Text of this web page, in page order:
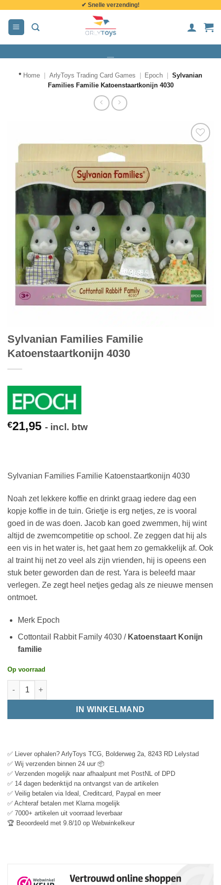
inhoud
✔ Snelle verzending!
* Home ArlyToys Trading Card Games Epoch
Sylvanian
Families Familie Katoenstaartkonijn 4030
Sylvanian Families Familie
Katoenstaartkonijn 4030
€21,95 - incl. btw
Sylvanian Families Familie Katoenstaartkonijn 4030
Noah zet lekkere koffie en drinkt graag iedere dag een
kopje koffie in de tuin. Grietje is erg netjes, ze is vooral
goed in de was doen. Jacob kan goed zwemmen, hij wint
altijd de zwemcompetitie op school. Ze zeggen dat hij als
een vis in het water is, het gaat hem zo gemakkelijk af. Ook
al traint hij net zo veel als zijn vrienden, hij is opeens een
stuk beter geworden dan de rest. Yara is beleefd maar
verlegen. Ze zegt heel netjes gedag als ze nieuwe mensen
ontmoet.
Merk Epoch
Cottontail Rabbit Family 4030 /Katoenstaart Konijn
familie
Op voorraad
IN WINKELMAND
✅ Liever ophalen? ArlyToys TCG, Bolderweg 2a, 8243 RD Lelystad
✅ Wij verzenden binnen 24 uur 📦
✅ Verzenden mogelijk naar afhaalpunt met PostNL of DPD
✅ 14 dagen bedenktijd na ontvangst van de artikelen
✅ Veilig betalen via Ideal, Creditcard, Paypal en meer
✅ Achteraf betalen met Klarna mogelijk
✅ 7000+ artikelen uit voorraad leverbaar
🏆 Beoordeeld met 9.8/10 op Webwinkelkeur